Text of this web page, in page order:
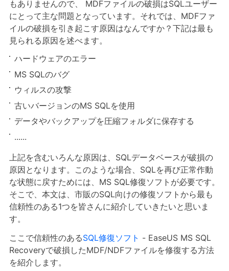
もありませんので、 MDFファイルの破損はSQLユーザー
にとって主な問題となっています。それでは、MDFファ
イルの破損を引き起こす原因はなんですか？下記は最も
見られる原因を述べます。
ハードウェアのエラー
MS SQLのバグ
ウィルスの攻撃
古いバージョンのMS SQLを使用
データやバックアップを圧縮フォルダに保存する
......
上記を含むいろんな原因は、SQLデータベースが破損の
原因となります。このような場合、SQLを再び正常作動
な状態に戻すためには、MS SQL修復ソフトが必要です。
そこで、本文は、市販のSQL向けの修復ソフトから最も
信頼性のある1つを皆さんに紹介していきたいと思いま
す。
ここで信頼性のあるSQL修復ソフト - EaseUS MS SQL
Recoveryで破損したMDF/NDFファイルを修復する方法
を紹介します。